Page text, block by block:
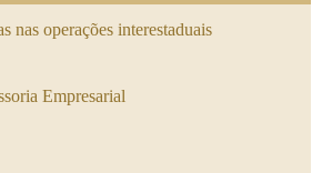
nas operações interestaduais
Empresarial